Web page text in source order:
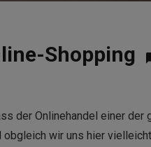
Shopping
der Onlinehandel einer
obgleich wir uns hier